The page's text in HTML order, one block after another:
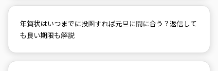
年賀状はいつまでに投函すれば元旦に間に合う？返信して
も良い期限も解説